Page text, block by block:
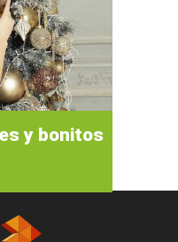
y bonitos